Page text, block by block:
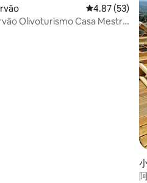
分），共 8 条评价
平均评分 4.87
4.87 (53)
Olivoturismo Casa Mestre